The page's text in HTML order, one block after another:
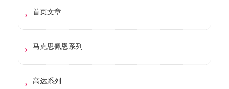
首页文章
马克思佩恩系列
高达系列